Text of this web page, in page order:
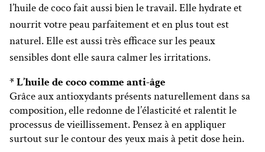
l’huile de coco fait aussi bien le travail. Elle hydrate et
nourrit votre peau parfaitement et en plus tout est
naturel. Elle est aussi très efficace sur les peaux
sensibles dont elle saura calmer les irritations.
* L’huile de coco comme anti-âge
Grâce aux antioxydants présents naturellement dans sa
composition, elle redonne de l’élasticité et ralentit le
processus de vieillissement. Pensez à en appliquer
surtout sur le contour des yeux mais à petit dose hein.